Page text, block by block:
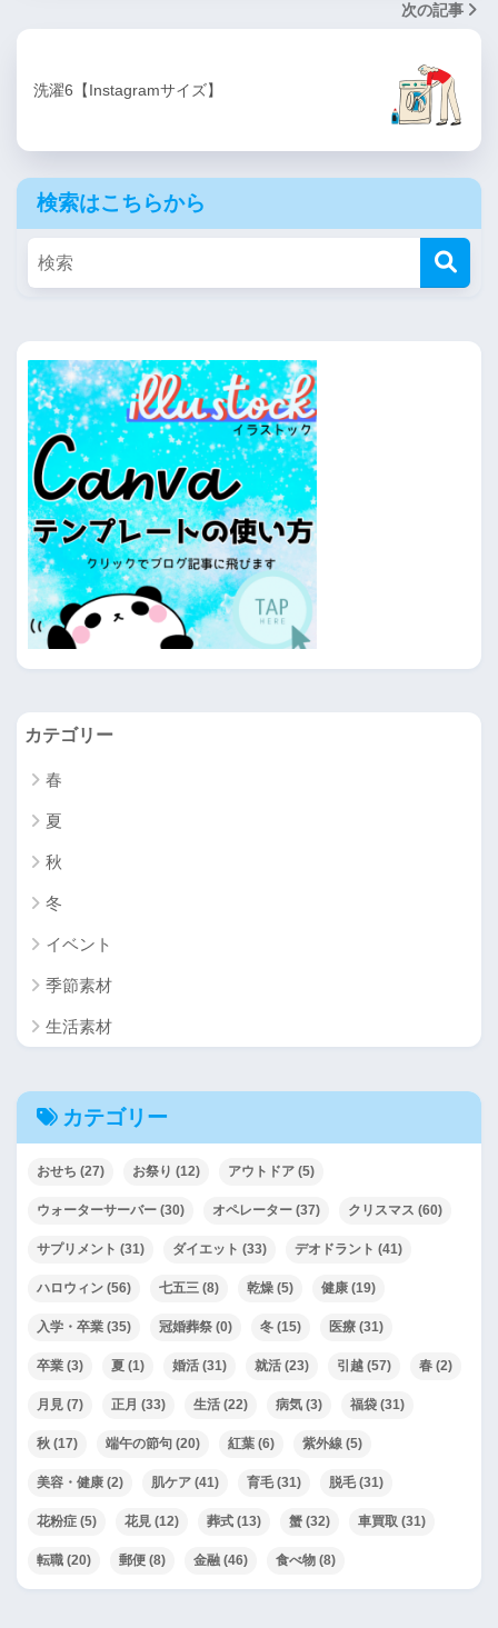
次の記事
洗濯6【Instagramサイズ】
検索はこちらから
カテゴリー
春
夏
秋
冬
イベント
季節素材
生活素材
カテゴリー
おせち (27) お祭り (12) アウトドア (5)
ウォーターサーバー (30) オペレーター (37) クリスマス (60)
サプリメント (31) ダイエット (33) デオドラント (41)
ハロウィン (56) 七五三 (8) 乾燥 (5) 健康 (19)
入学・卒業 (35) 冠婚葬祭 (0) 冬 (15) 医療 (31)
卒業 (3) 夏 (1) 婚活 (31) 就活 (23) 引越 (57) 春 (2)
月見 (7) 正月 (33) 生活 (22) 病気 (3) 福袋 (31)
秋 (17) 端午の節句 (20) 紅葉 (6) 紫外線 (5)
美容・健康 (2) 肌ケア (41) 育毛(31) 脱毛(31)
花粉症 (5) 花見 (12) 葬式 (13) 蟹 (32) 車買取 (31)
転職 (20) 郵便 (8) 金融 (46) 食べ物 (8)